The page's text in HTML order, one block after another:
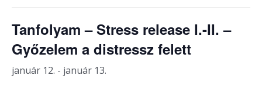
Tanfolyam – Stress release I.-II. –
Győzelem a distressz felett
január 12. - január 13.